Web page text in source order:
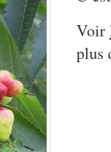
Voir
plus